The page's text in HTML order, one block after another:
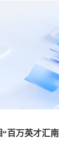
百万英才汇